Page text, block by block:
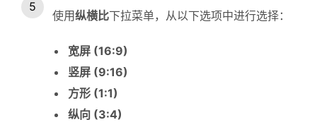
使用纵横比下拉菜单，从以下选项中进行选择：
宽屏 (16:9)
竖屏 (9:16)
方形 (1:1)
纵向 (3:4)